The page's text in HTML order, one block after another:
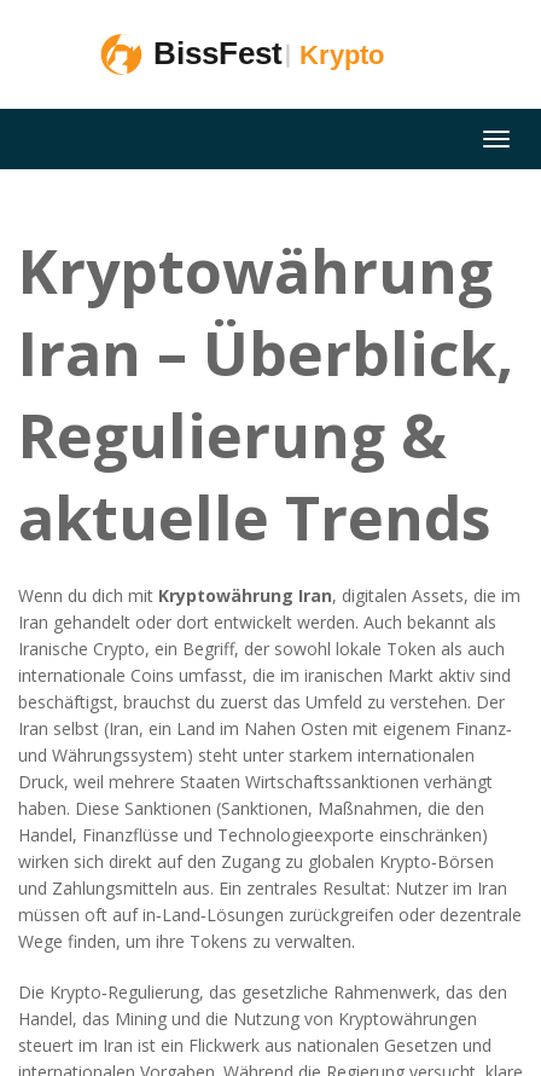
Kryptowährung
Iran – Überblick,
Regulierung &
aktuelle Trends
Wenn du dich mit Kryptowährung Iran, digitalen Assets, die im
Iran gehandelt oder dort entwickelt werden. Auch bekannt als
Iranische Crypto, ein Begriff, der sowohl lokale Token als auch
internationale Coins umfasst, die im iranischen Markt aktiv sind
beschäftigst, brauchst du zuerst das Umfeld zu verstehen. Der
Iran selbst (Iran, ein Land im Nahen Osten mit eigenem Finanz‑
und Währungssystem) steht unter starkem internationalen
Druck, weil mehrere Staaten Wirtschaftssanktionen verhängt
haben. Diese Sanktionen (Sanktionen, Maßnahmen, die den
Handel, Finanzflüsse und Technologieexporte einschränken)
wirken sich direkt auf den Zugang zu globalen Krypto‑Börsen
und Zahlungsmitteln aus. Ein zentrales Resultat: Nutzer im Iran
müssen oft auf in‑Land‑Lösungen zurückgreifen oder dezentrale
Wege finden, um ihre Tokens zu verwalten.
Die Krypto‑Regulierung, das gesetzliche Rahmenwerk, das den
Handel, das Mining und die Nutzung von Kryptowährungen
steuert im Iran ist ein Flickwerk aus nationalen Gesetzen und